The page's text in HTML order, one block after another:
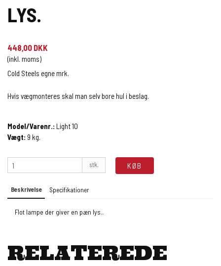
LYS.
448,00 DKK
(inkl. moms)
Cold Steels egne mrk.
Hvis vægmonteres skal man selv bore hul i beslag.
Model/Varenr.: Light 10
Vægt: 9 kg.
stk. KØB
Beskrivelse Specifikationer
Flot lampe der giver en pæn lys..
RELATEREDE